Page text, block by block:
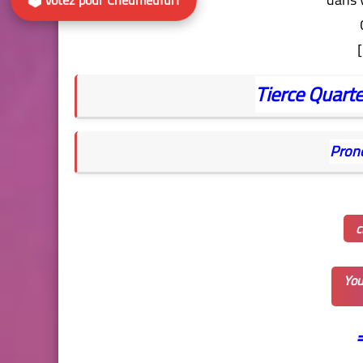
TierceQuarte